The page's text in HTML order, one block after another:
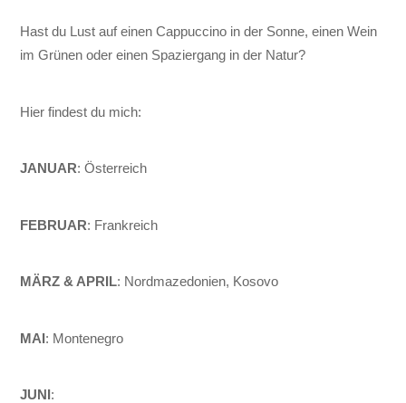
Hast du Lust auf einen Cappuccino in der Sonne, einen Wein
im Grünen oder einen Spaziergang in der Natur?
Hier findest du mich:
JANUAR: Österreich
FEBRUAR: Frankreich
MÄRZ & APRIL: Nordmazedonien, Kosovo
MAI: Montenegro
JUNI: